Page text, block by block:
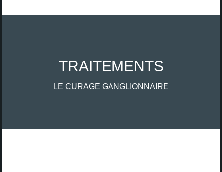
TRAITEMENTS
LE CURAGE GANGLIONNAIRE